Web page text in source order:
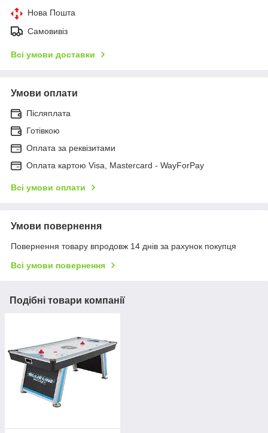
Нова Пошта
Самовивіз
Всі умови доставки
Умови оплати
Післяплата
Готівкою
Оплата за реквізитами
Оплата картою Visa, Mastercard - WayForPay
Всі умови оплати
Умови повернення
Повернення товару впродовж 14 днів за рахунок покупця
Всі умови повернення
Подібні товари компанії